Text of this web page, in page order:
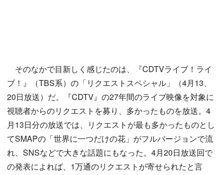
そのなかで目新しく感じたのは、『CDTVライブ！ライ
ブ！』（TBS系）の「リクエストスペシャル」（4月13、
20日放送）だ。『CDTV』の27年間のライブ映像を対象に
視聴者からのリクエストを募り、多かったものを放送。4
月13日分の放送では、リクエストが最も多かったものとし
てSMAPの「世界に一つだけの花」がフルバージョンで流
れ、SNSなどで大きな話題にもなった。4月20日放送回で
の発表によれば、1万通のリクエストが寄せられたと言